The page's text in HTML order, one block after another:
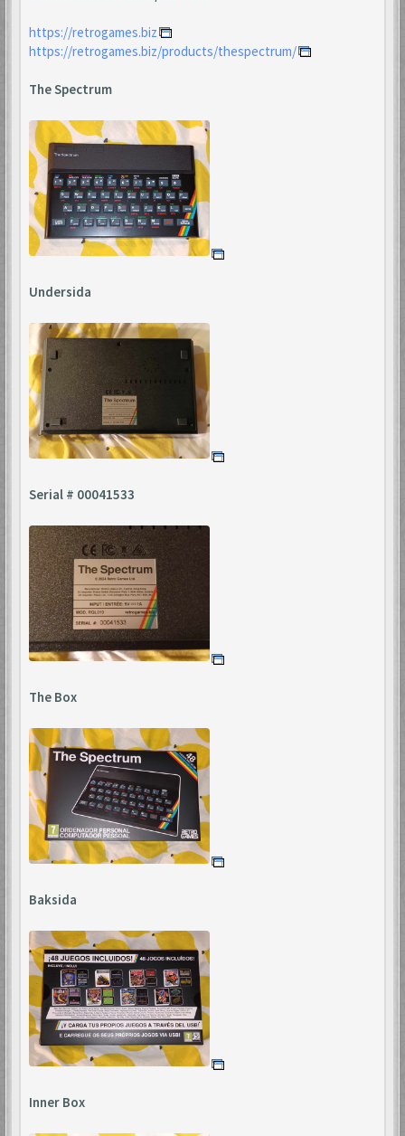
https://retrogames.biz
https://retrogames.biz/products/thespectrum/
The Spectrum
Undersida
Serial # 00041533
The Box
Baksida
Inner Box